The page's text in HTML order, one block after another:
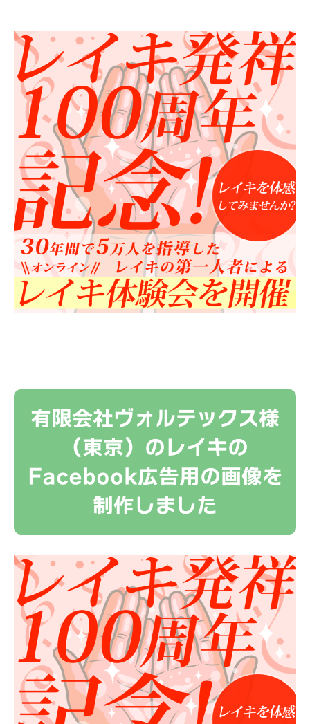
有限会社ヴォルテックス様
（東京）のレイキの
Facebook広告用の画像を
制作しました